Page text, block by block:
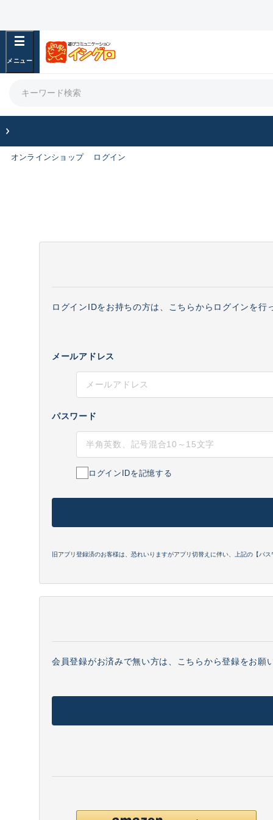
オンラインショップ ログイン
ログインIDをお持ちの方は、こちらからログインを行
メールアドレス
パスワード
ログインIDを記憶する
旧アプリ登録済のお客様は、恐れいりますがアプリ切替えに伴い、上記の【パ
会員登録がお済みで無い方は、こちらから登録をお願